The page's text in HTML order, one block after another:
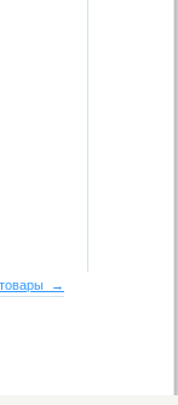
товары →